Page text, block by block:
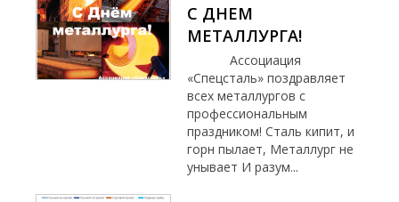
С ДНЕМ
МЕТАЛЛУРГА!
Ассоциация
«Спецсталь» поздравляет
всех металлургов с
профессиональным
праздником! Сталь кипит, и
горн пылает, Металлург не
унывает И разум...